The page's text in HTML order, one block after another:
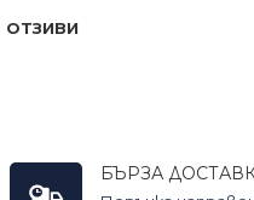
ОТЗИВИ
БЪРЗА